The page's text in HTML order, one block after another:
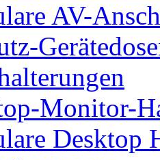
AV-
Monitor-
Desktop